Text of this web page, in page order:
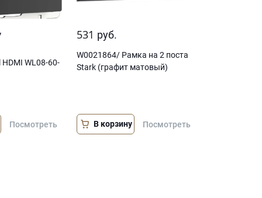
WL08-60-
Посмотреть
531 руб.
W0021864/ Рамка на 2 поста
Stark (графит матовый)
В корзину Посмотреть